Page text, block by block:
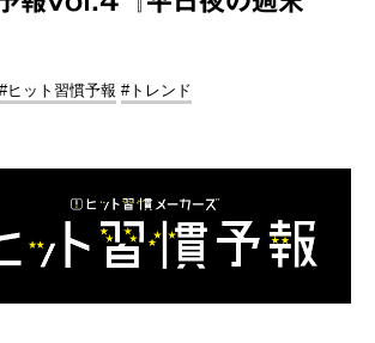
#ヒット習慣予報 #トレンド